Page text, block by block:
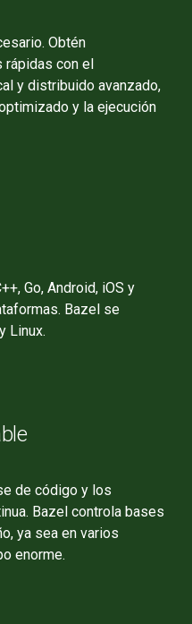
Obtén
rápidas con el
y distribuido avanzado,
y la ejecución
Go, Android, iOS y
Bazel se
Linux.
de código y los
Bazel controla bases
ya sea en varios
enorme.